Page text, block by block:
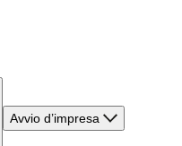
Avvio d’impresa